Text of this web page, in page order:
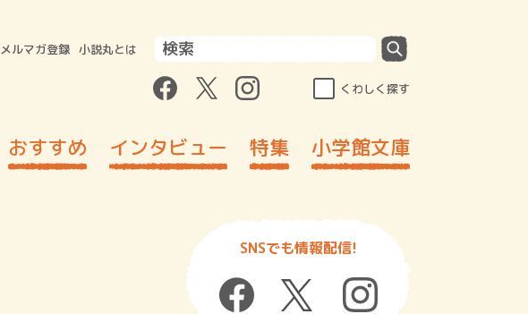
メルマガ登録 小説丸とは
くわしく探す
おすすめ インタビュー 特集 小学館文庫
SNSでも情報配信!